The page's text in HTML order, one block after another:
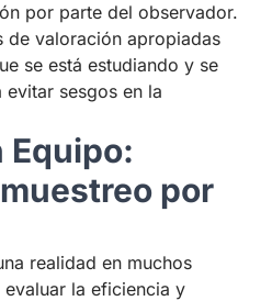
por parte del observador.
de valoración apropiadas
se está estudiando y se
sesgos en la
Equipo:
por
realidad en muchos
la eficiencia y